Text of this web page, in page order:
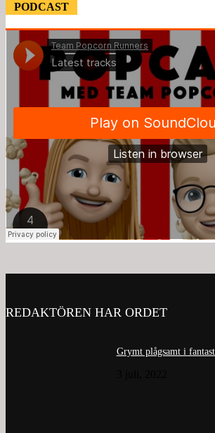
PODCAST
REDAKTÖREN HAR ORDET
Grymt plågsamt i